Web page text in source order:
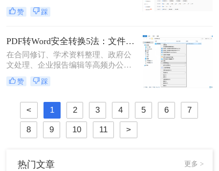
享，但转换后图片模糊不清、细节丢
失、放大后出现马赛克……这些"清
能导致重要信息无法识别。那么PDF
怎么转成高清图片不模糊呢？别再忍
受模糊图片！本文直击痛点，提供可
立即执行的高清转换方案，助您10分
钟内获得印刷级清晰度！
赞 踩
PDF转Word安全转换5法：文件加密、隐私保护和格式修复完整方案！
在合同修订、学术资料整理、政府公
文处理、企业报告编辑等高频办公场
景中，将PDF精准转换为可编辑Word
文档是效率刚需，却也是“翻车”重灾
坏、敏感信息泄露……2025年国家网
信办通报多起因在线转换工具导致的
企业核心数据泄露事件！
赞 踩
< 1 2 3 4 5 6 7
8 9 10 11 >
热门文章 更多 >